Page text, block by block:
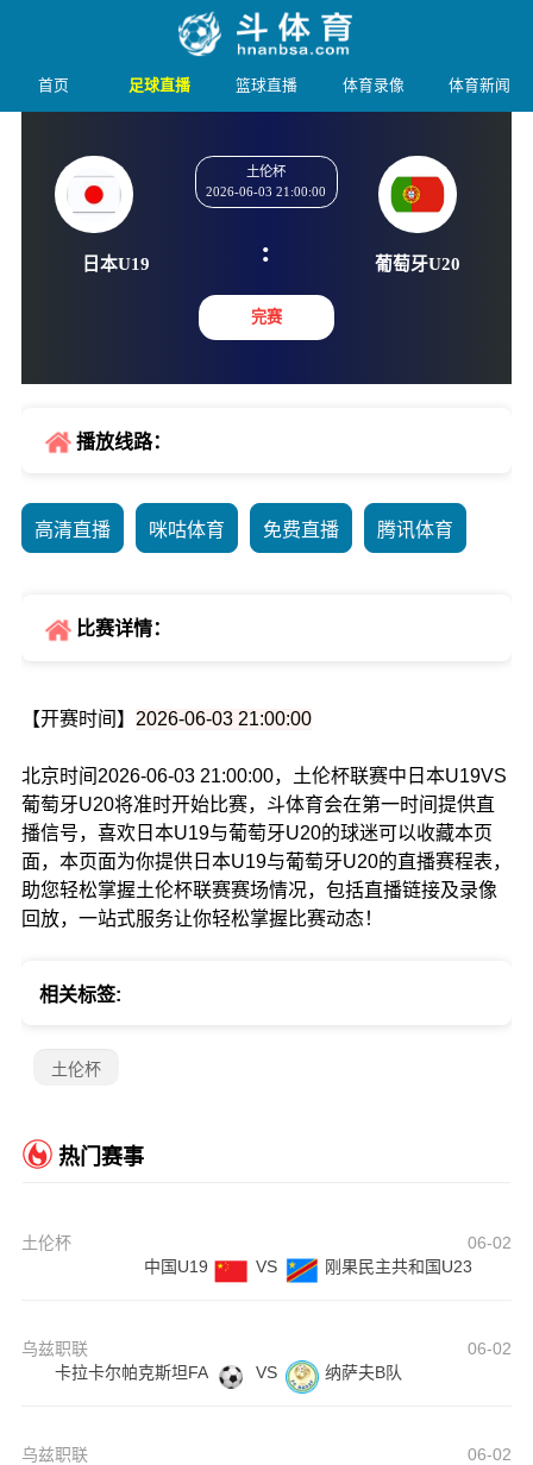
首页 足球直播 篮球直播 体育录像 体育新闻
土伦杯
2026-06-03 21:00:00
:
完赛
播放线路：
高清直播 咪咕体育 免费直播 腾讯体育
比赛详情：
【开赛时间】 2026-06-03 21:00:00
北京时间2026-06-03 21:00:00，土伦杯联赛中日本U19VS
葡萄牙U20将准时开始比赛，斗体育会在第一时间提供直
播信号，喜欢日本U19与葡萄牙U20的球迷可以收藏本页
面，本页面为你提供日本U19与葡萄牙U20的直播赛程表，
助您轻松掌握土伦杯联赛赛场情况，包括直播链接及录像
回放，一站式服务让你轻松掌握比赛动态！
相关标签:
土伦杯
热门赛事
土伦杯
06-02
中国U19
VS 刚果民主共和国U23
乌兹职联
06-02
卡拉卡尔帕克斯坦FA
VS 纳萨夫B队
乌兹职联
06-02